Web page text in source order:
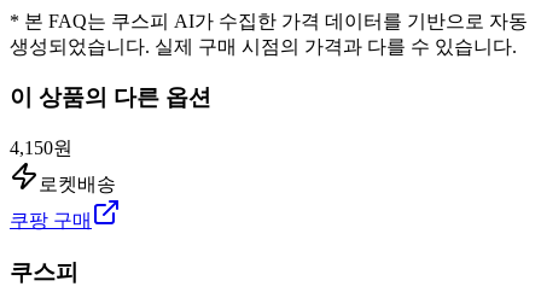
* 본 FAQ는 쿠스피 AI가 수집한 가격 데이터를 기반으로 자동
생성되었습니다. 실제 구매 시점의 가격과 다를 수 있습니다.
이 상품의 다른 옵션
4,150원
로켓배송
쿠팡 구매
쿠스피